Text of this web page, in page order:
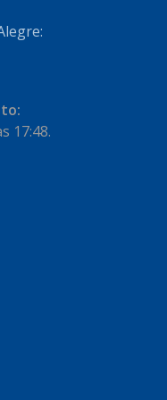
(25)
(656)
17:48.